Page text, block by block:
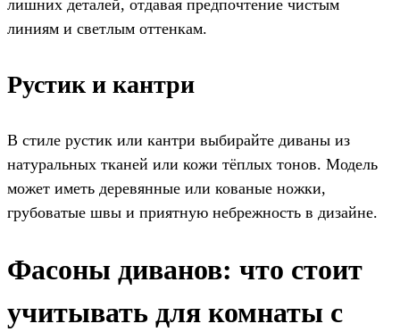
лишних деталей, отдавая предпочтение чистым
линиям и светлым оттенкам.
Рустик и кантри
В стиле рустик или кантри выбирайте диваны из
натуральных тканей или кожи тёплых тонов. Модель
может иметь деревянные или кованые ножки,
грубоватые швы и приятную небрежность в дизайне.
Фасоны диванов: что стоит
учитывать для комнаты с